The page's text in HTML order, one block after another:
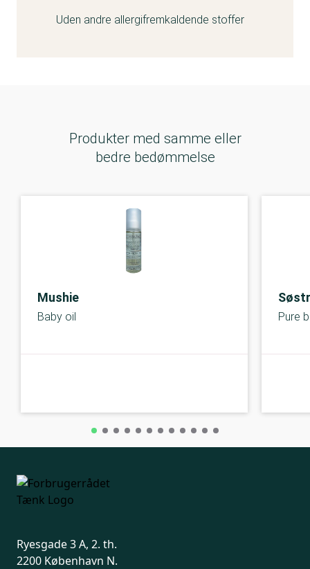
Uden andre allergifremkaldende stoffer
Produkter med samme eller
bedre bedømmelse
Mushie
Baby oil Pure
Ryesgade 3 A, 2. th.
2200 København N.